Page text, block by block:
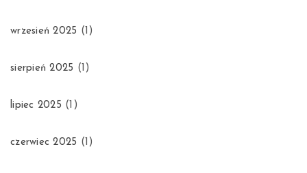
wrzesień 2025 (1)
sierpień 2025 (1)
lipiec 2025 (1)
czerwiec 2025 (1)